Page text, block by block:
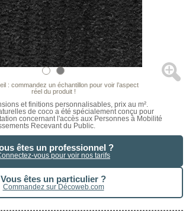
: commandez un échantillon pour voir l’aspect
réel du produit !
et finitions personnalisables, prix au m².
de coco a été spécialement conçu pour
concernant l'accès aux Personnes à Mobilité
Recevant du Public.
êtes un professionnel ?
vous pour voir nos tarifs
Vous êtes un particulier ?
Commandez sur Décoweb.com